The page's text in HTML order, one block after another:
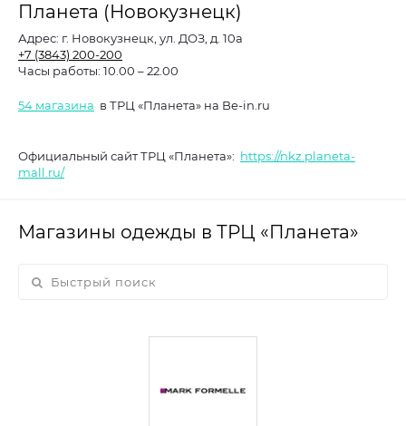
Планета (Новокузнецк)
Адрес: г. Новокузнецк, ул. ДОЗ, д. 10а
+7 (3843) 200-200
Часы работы: 10.00 – 22.00
54 магазина в ТРЦ «Планета» на Be-in.ru
Официальный сайт ТРЦ «Планета»: https://nkz.planeta-
mall.ru/
Магазины одежды в ТРЦ «Планета»